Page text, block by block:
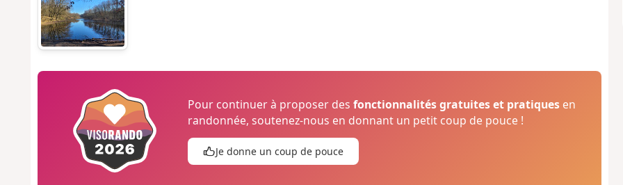
Pour continuer à proposer desfonctionnalités gratuites et pratiques en
randonnée, soutenez-nous en donnant un petit coup de pouce !
Je donne un coup de pouce